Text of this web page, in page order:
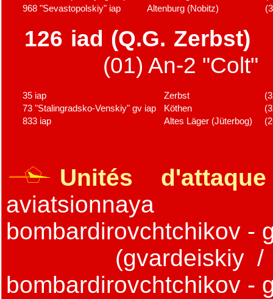
968 "Sevastopolskiy" iap
Altenburg (Nobitz)
126 iad (Q.G. Zerbst)
(01) An-2 "Colt"
35 iap Zerbst
73 "Stalingradsko-Venskiy" gv iap
Köthen
833 iap
Altes Läger (Jüterbog)
Unités
aviatsionnaya
bombardirovchtchikov -
(gvardeiskiy
bombardirovchtchikov -